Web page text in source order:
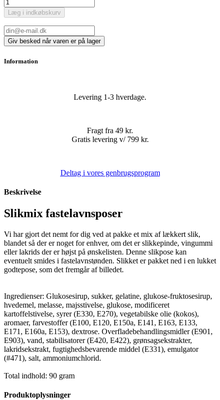
Læg i indkøbskurv
Information
Levering 1-3 hverdage.
Fragt fra 49 kr.
Gratis levering v/ 799 kr.
Deltag i vores genbrugsprogram
Beskrivelse
Slikmix fastelavnsposer
Vi har gjort det nemt for dig ved at pakke et mix af lækkert slik,
blandet så der er noget for enhver, om det er slikkepinde, vingummi
eller lakrids der er højst på ønskelisten. Denne slikpose kan
eventuelt smides i fastelavnstønden. Slikket er pakket ned i en lukket
godtepose, som det fremgår af billedet.
Ingredienser: Glukosesirup, sukker, gelatine, glukose-fruktosesirup,
hvedemel, melasse, majsstivelse, glukose, modificeret
kartoffelstivelse, syrer (E330, E270), vegetabilske olie (kokos),
aromaer, farvestoffer (E100, E120, E150a, E141, E163, E133,
E171, E160a, E153), dextrose. Overfladebehandlingsmidler (E901,
E903), vand, stabilisatorer (E420, E422), grønsagsekstrakter,
lakridsekstrakt, fugtighedsbevarende middel (E331), emulgator
(#471), salt, ammoniumchlorid.
Total indhold: 90 gram
Produktoplysninger